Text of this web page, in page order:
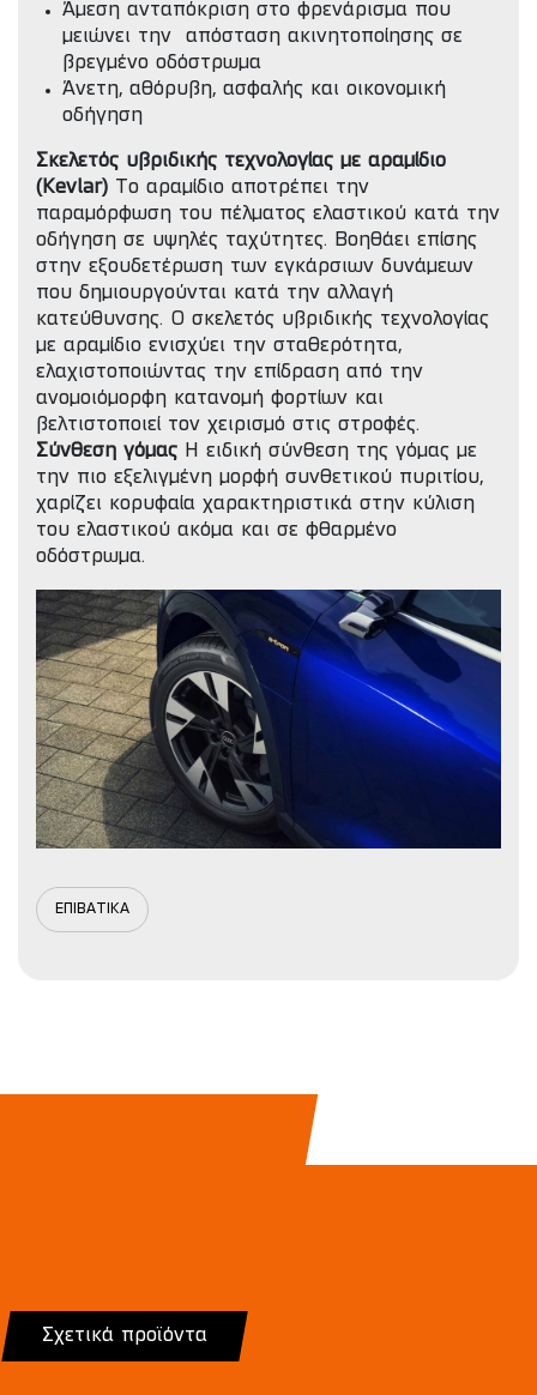
Άμεση ανταπόκριση στο φρενάρισμα που
μειώνει την απόσταση ακινητοποίησης σε
βρεγμένο οδόστρωμα
Άνετη, αθόρυβη, ασφαλής και οικονομική
οδήγηση
Σκελετός υβριδικής τεχνολογίας με αραμίδιο
(Kevlar) Το αραμίδιο αποτρέπει την
παραμόρφωση του πέλματος ελαστικού κατά την
οδήγηση σε υψηλές ταχύτητες. Βοηθάει επίσης
στην εξουδετέρωση των εγκάρσιων δυνάμεων
που δημιουργούνται κατά την αλλαγή
κατεύθυνσης. Ο σκελετός υβριδικής τεχνολογίας
με αραμίδιο ενισχύει την σταθερότητα,
ελαχιστοποιώντας την επίδραση από την
ανομοιόμορφη κατανομή φορτίων και
βελτιστοποιεί τον χειρισμό στις στροφές.
Σύνθεση γόμας Η ειδική σύνθεση της γόμας με
την πιο εξελιγμένη μορφή συνθετικού πυριτίου,
χαρίζει κορυφαία χαρακτηριστικά στην κύλιση
του ελαστικού ακόμα και σε φθαρμένο
οδόστρωμα.
ΕΠΙΒΑΤΙΚΑ
Σχετικά προϊόντα